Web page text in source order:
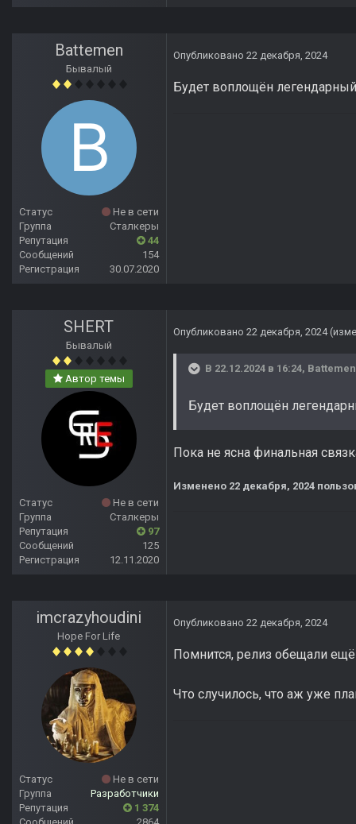
Battemen
Бывалый
Статус
Не в сети
Группа
Сталкеры
Репутация
44
Сообщений
154
Регистрация
30.07.2020
Опубликовано 22 декабря, 2024
Будет воплощён
SHERT
Бывалый
Автор темы
Статус
Не в сети
Группа
Сталкеры
Репутация
97
Сообщений
125
Регистрация
12.11.2020
Опубликовано 22 декабря, 2024
В 22.12.2024 в 16:24,
Будет воплощён
Пока не ясна финальная
Изменено 22 декабря, 2024
imcrazyhoudini
Hope For Life
Статус
Не в сети
Группа
Разработчики
Репутация
1 374
Опубликовано 22 декабря, 2024
Помнится, релиз обещали
Что случилось, что аж уже